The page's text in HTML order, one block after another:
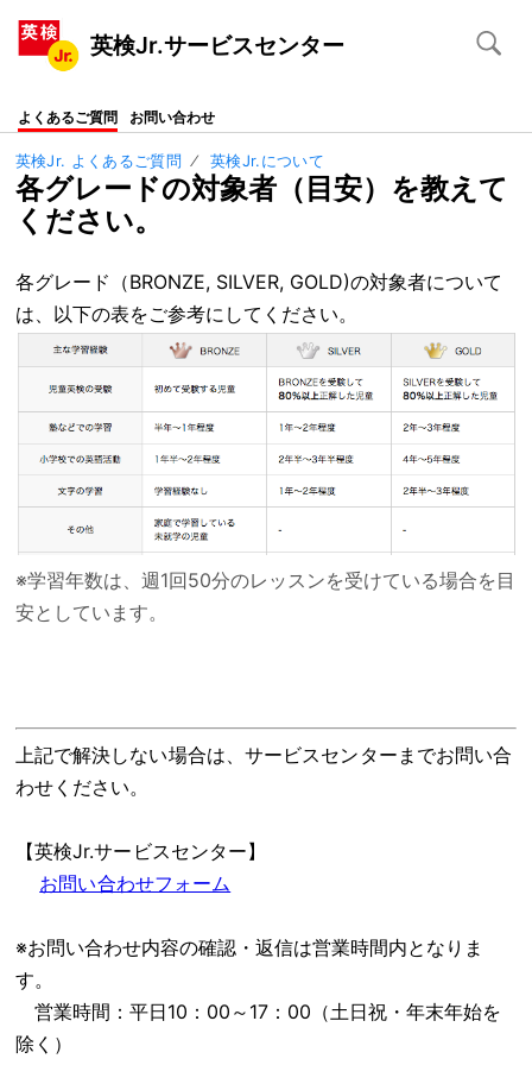
英検Jr.サービスセンター
よくあるご質問 お問い合わせ
英検Jr. よくあるご質問 英検Jr.について
各グレードの対象者（目安）を教えて
ください。
各グレード（BRONZE, SILVER, GOLD)の対象者について
は、以下の表をご参考にしてください。
※学習年数は、週1回50分のレッスンを受けている場合を目
安としています。
上記で解決しない場合は、サービスセンターまでお問い合
わせください。
【英検Jr.サービスセンター】
お問い合わせフォーム
※お問い合わせ内容の確認・返信は営業時間内となりま
す。
営業時間：平日10：00～17：00（土日祝・年末年始を
除く）